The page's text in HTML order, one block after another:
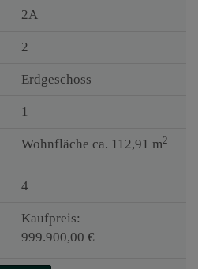
2A
2
Erdgeschoss
1
Wohnfläche ca. 112,91 m2
4
Kaufpreis:
999.900,00 €